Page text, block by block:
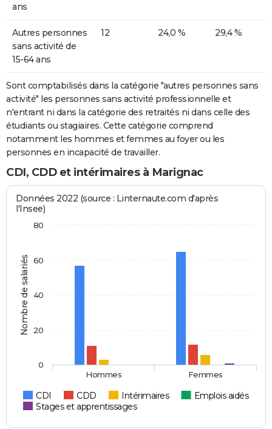
ans
Autres personnes
sans activité de
15-64 ans
12 24,0 % 29,4 %
Sont comptabilisés dans la catégorie "autres personnes sans
activité" les personnes sans activité professionnelle et
n'entrant ni dans la catégorie des retraités ni dans celle des
étudiants ou stagiaires. Cette catégorie comprend
notamment les hommes et femmes au foyer ou les
personnes en incapacité de travailler.
CDI, CDD et intérimaires à Marignac
Nombre de salariés
Données 2022 (source : Linternaute.com d'après
l'Insee)
CDI CDD Intérimaires
Emplois aidés
Stages et apprentissages
Hommes Femmes
0
20
40
60
80